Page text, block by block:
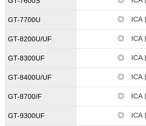
GT-7700U ◎ ICA
GT-8200U/UF ◎ ICA
GT-8300UF ◎ ICA
GT-8400U/UF ◎ ICA
GT-8700/F ◎ ICA
GT-9300UF ◎ ICA